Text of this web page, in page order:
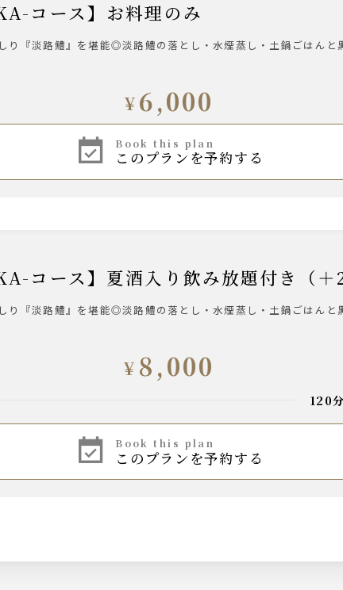
コース】お料理のみ
『淡路鱧』を堪能◎淡路鱧の落とし・水煙蒸し・土鍋ごはんと
¥6,000
book this plan
このプランを予約する
コース】夏酒入り飲み放題付き（＋
『淡路鱧』を堪能◎淡路鱧の落とし・水煙蒸し・土鍋ごはんと
¥ 8,000
120
book this plan
このプランを予約する